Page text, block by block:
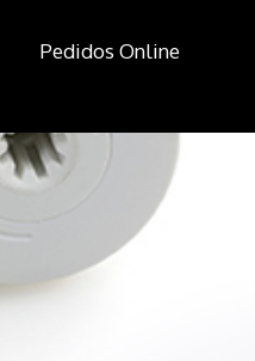
Pedidos Online